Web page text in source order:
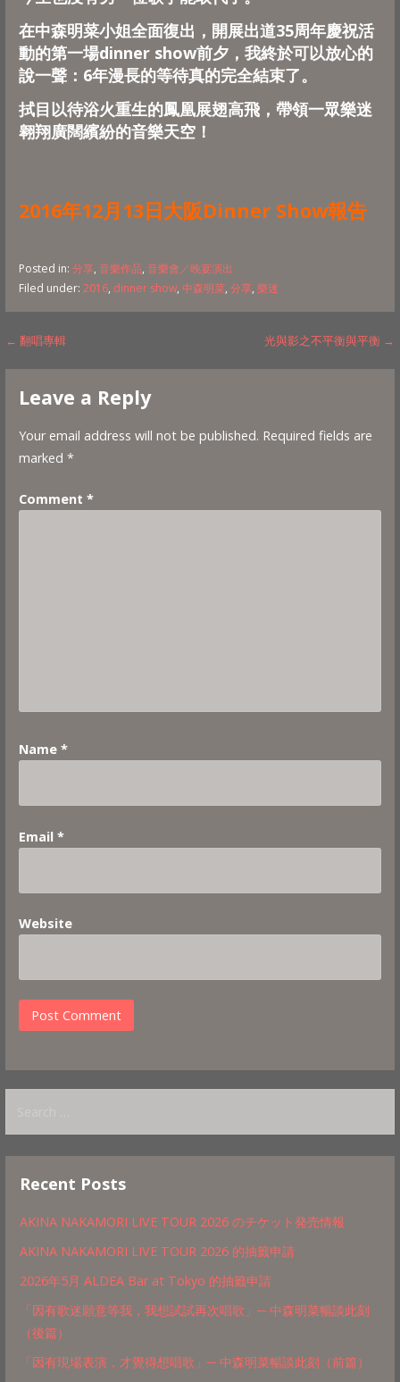
在中森明菜小姐全面復出， 開展出道35周年慶祝活
動的第一場dinner show前夕，我終於可以放心的
說一聲： 6年漫長的等待真的完全結束了。
拭目以待浴火重生的鳳凰展翅高飛， 帶領一眾樂迷
翱翔廣闊繽紛的音樂天空！
2016年12月13日大阪Dinner Show報告
Posted in: 分享, 音樂作品, 音樂會／晚宴演出
Filed under: 2016, dinner show, 中森明菜, 分享, 樂迷
Post
navigation
← 翻唱專輯 光與影之不平衡與平衡 →
Leave a Reply
Your email address will not be published. Required fields are
marked *
Comment *
Name *
Email *
Website
Recent Posts
AKINA NAKAMORI LIVE TOUR 2026 のチケット発売情報
AKINA NAKAMORI LIVE TOUR 2026 的抽籤申請
2026年5月 ALDEA Bar at Tokyo 的抽籤申請
「因有歌迷願意等我，我想試試再次唱歌」─ 中森明菜暢談此刻
（後篇）
「因有現場表演，才覺得想唱歌」─ 中森明菜暢談此刻（前篇）